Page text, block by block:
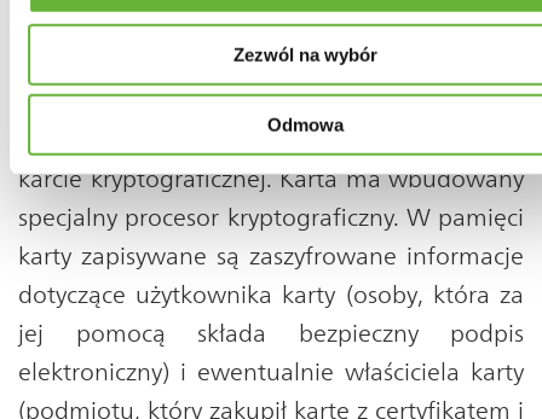
Zezwól na wybór
Odmowa
Certyfikat kwalifikowany, który
wykorzystywany będzie do podpisywania
dokumentów elektronicznych. Jest wydawany
przez Krajową Izbę Rozliczeniową S.A. na
karcie kryptograficznej. Karta ma wbudowany
specjalny procesor kryptograficzny. W pamięci
karty zapisywane są zaszyfrowane informacje
dotyczące użytkownika karty (osoby, która za
jej pomocą składa bezpieczny podpis
elektroniczny) i ewentualnie właściciela karty
(podmiotu, który zakupił kartę z certyfikatem i